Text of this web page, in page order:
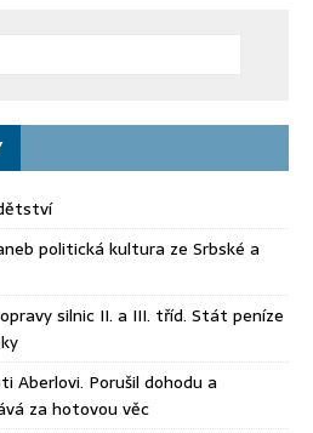
politická kultura ze Srbské a
silnic II. a III. tříd. Stát peníze
Aberlovi. Porušil dohodu a
za hotovou věc